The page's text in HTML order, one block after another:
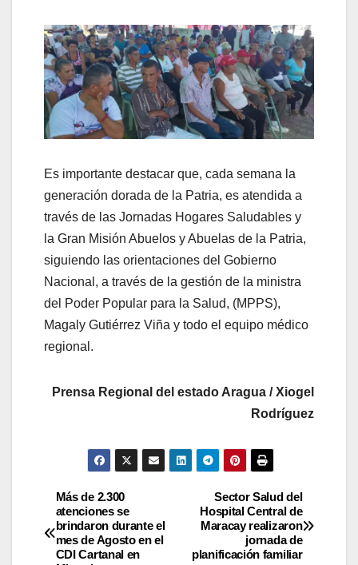
Es importante destacar que, cada semana la
generación dorada de la Patria, es atendida a
través de las Jornadas Hogares Saludables y
la Gran Misión Abuelos y Abuelas de la Patria,
siguiendo las orientaciones del Gobierno
Nacional, a través de la gestión de la ministra
del Poder Popular para la Salud, (MPPS),
Magaly Gutiérrez Viña y todo el equipo médico
regional.
Prensa Regional del estado Aragua / Xiogel
Rodríguez
Sector Salud del
Hospital Central de
Maracay realizaron
jornada de
planificación familiar
Más de 2.300
atenciones se
brindaron durante el
mes de Agosto en el
CDI Cartanal en